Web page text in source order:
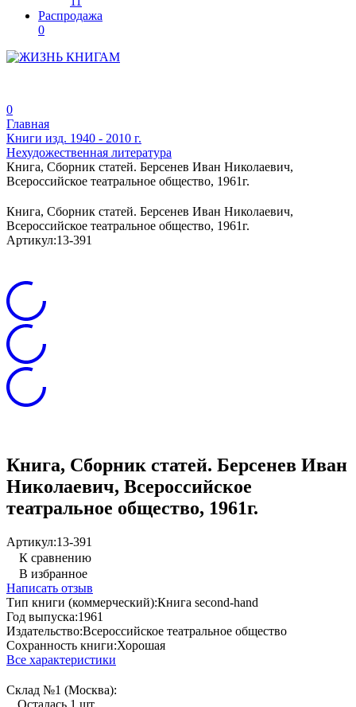
Распродажа
0
0
Главная
Книги изд. 1940 - 2010 г.
Нехудожественная литература
Книга, Сборник статей. Берсенев Иван Николаевич,
Всероссийское театральное общество, 1961г.
Книга, Сборник статей. Берсенев Иван Николаевич,
Всероссийское театральное общество, 1961г.
Артикул:13-391
Книга, Сборник статей. Берсенев Иван
Николаевич, Всероссийское
театральное общество, 1961г.
Артикул:13-391
К сравнению
В избранное
Написать отзыв
Тип книги (коммерческий):Книга second-hand
Год выпуска:1961
Издательство:Всероссийское театральное общество
Сохранность книги:Хорошая
Все характеристики
Склад №1 (Москва):
Осталась 1 шт.